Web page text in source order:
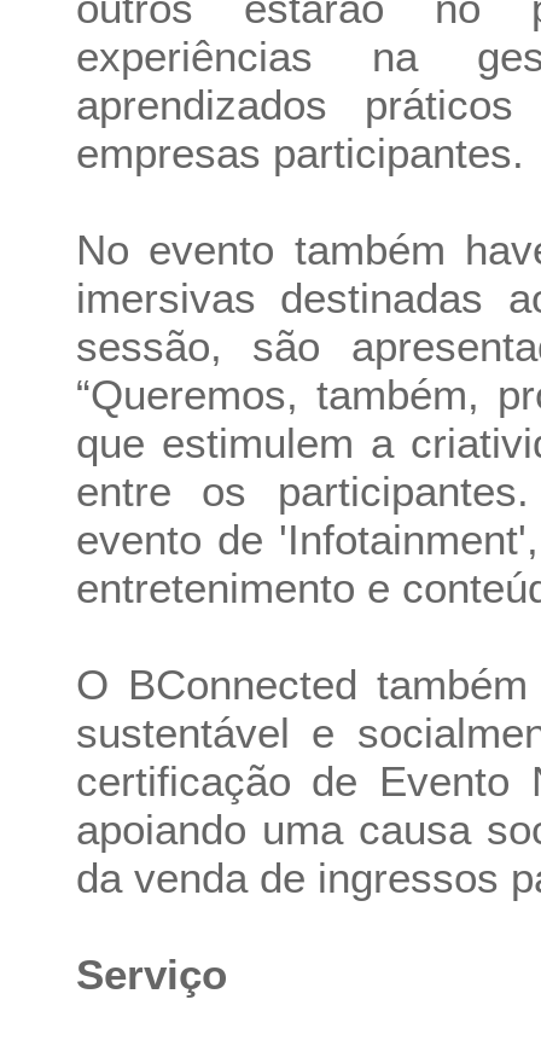
experiências na
aprendizados
empresas participantes.
No evento também
imersivas destinadas
sessão, são
“Queremos, também,
que estimulem a
entre os
evento de
entretenimento e
O BConnected
sustentável e
certificação de
apoiando uma causa
da venda de ingressos
Serviço